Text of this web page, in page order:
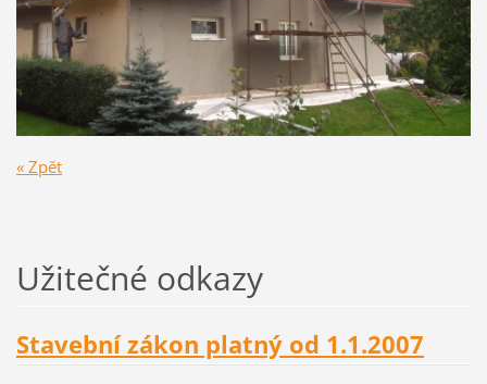
« Zpět
Užitečné odkazy
Stavební zákon platný od 1.1.2007